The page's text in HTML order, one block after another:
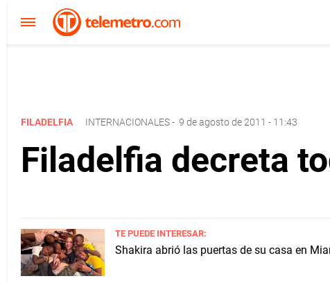
FILADELFIA INTERNACIONALES- 9 de agosto de 2011 - 11:43
Filadelfia decreta
TE PUEDE INTERESAR:
Shakira abrió las puertas de su casa en